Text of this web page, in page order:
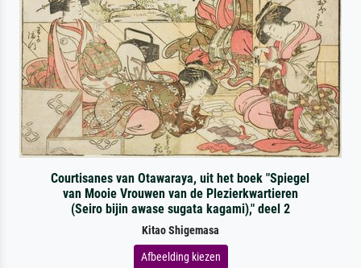
Courtisanes van Otawaraya, uit het boek "Spiegel
van Mooie Vrouwen van de Plezierkwartieren
(Seiro bijin awase sugata kagami)," deel 2
Kitao Shigemasa
Afbeelding kiezen